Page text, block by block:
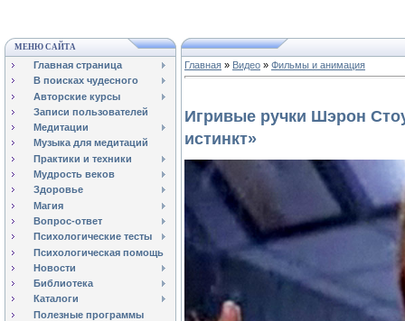
МЕНЮ САЙТА
Главная страница
В поисках чудесного
Авторские курсы
Записи пользователей
Медитации
Музыка для медитаций
Практики и техники
Мудрость веков
Здоровье
Магия
Вопрос-ответ
Психологические тесты
Психологическая помощь
Новости
Библиотека
Каталоги
Полезные программы
Главная » Видео » Фильмы и анимация
Игривые ручки Шэрон
истинкт»